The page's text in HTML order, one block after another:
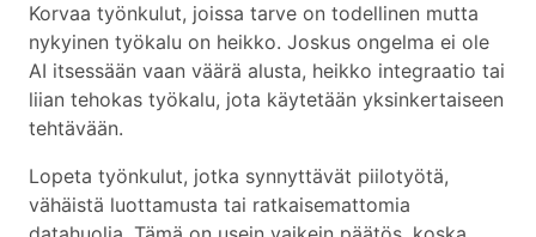
Korvaa työnkulut, joissa tarve on todellinen mutta
nykyinen työkalu on heikko. Joskus ongelma ei ole
AI itsessään vaan väärä alusta, heikko integraatio tai
liian tehokas työkalu, jota käytetään yksinkertaiseen
tehtävään.
Lopeta työnkulut, jotka synnyttävät piilotyötä,
vähäistä luottamusta tai ratkaisemattomia